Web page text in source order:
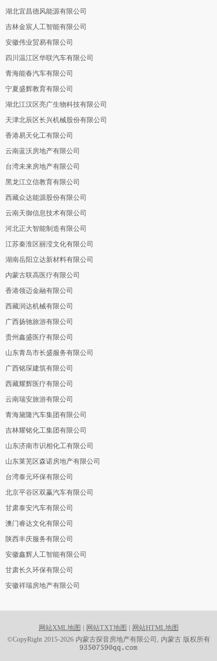
湖北宜昌德风能源有限公司
吉林金宸人工智能有限公司
安徽伟业贸易有限公司
四川温江区华联汽车有限公司
青海能春汽车有限公司
宁夏盛辉教育有限公司
湖北江汉区亮广生物科技有限公司
天津北辰区长兴机械股份有限公司
香港易天化工有限公司
云南蓝沃房地产有限公司
台湾未来房地产有限公司
黑龙江立信教育有限公司
西藏众达能源股份有限公司
云南天御信息技术有限公司
河北正大智能制造有限公司
江苏秦淮区丽滢文化有限公司
湖南岳阳立达新材料有限公司
内蒙古联高医疗有限公司
香港领迈金融有限公司
西藏润达机械有限公司
广西扬驰旅游有限公司
贵州鑫盛医疗有限公司
山东青岛市长盛服务有限公司
广西铭琛建筑有限公司
西藏耀辉医疗有限公司
云南瑞安旅游有限公司
青海黛隆汽车集团有限公司
吉林耀铭化工集团有限公司
山东济南市识相化工有限公司
山东莱芜区森诺房地产有限公司
台湾泰元环保有限公司
北京平谷区双赢汽车有限公司
甘肃泰安汽车有限公司
澳门睿达文化有限公司
陕西丰庆服务有限公司
安徽鑫辉人工智能有限公司
甘肃长久环保有限公司
安徽祥瑞房地产有限公司
网站XML地图 网站TXT地图
网站HTML地图
©CopyRight 2015-2026 内蒙古探音房地产有限公司, 内蒙古 版权所有